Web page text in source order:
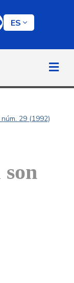
clave
ES
29 (1992)